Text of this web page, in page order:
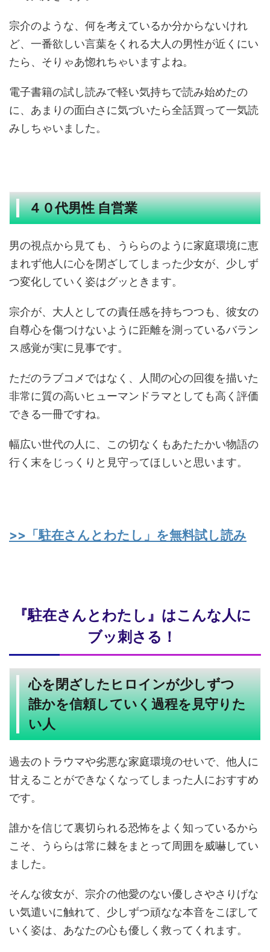
宗介のような、何を考えているか分からないけれ
ど、一番欲しい言葉をくれる大人の男性が近くにい
たら、そりゃあ惚れちゃいますよね。
電子書籍の試し読みで軽い気持ちで読み始めたの
に、あまりの面白さに気づいたら全話買って一気読
みしちゃいました。
４０代男性 自営業
男の視点から見ても、うららのように家庭環境に恵
まれず他人に心を閉ざしてしまった少女が、少しず
つ変化していく姿はグッときます。
宗介が、大人としての責任感を持ちつつも、彼女の
自尊心を傷つけないように距離を測っているバラン
ス感覚が実に見事です。
ただのラブコメではなく、人間の心の回復を描いた
非常に質の高いヒューマンドラマとしても高く評価
できる一冊ですね。
幅広い世代の人に、この切なくもあたたかい物語の
行く末をじっくりと見守ってほしいと思います。
>>「駐在さんとわたし」を無料試し読み
『駐在さんとわたし』はこんな人に
ブッ刺さる！
心を閉ざしたヒロインが少しずつ
誰かを信頼していく過程を見守りた
い人
過去のトラウマや劣悪な家庭環境のせいで、他人に
甘えることができなくなってしまった人におすすめ
です。
誰かを信じて裏切られる恐怖をよく知っているから
こそ、うららは常に棘をまとって周囲を威嚇してい
ました。
そんな彼女が、宗介の他愛のない優しさやさりげな
い気遣いに触れて、少しずつ頑なな本音をこぼして
いく姿は、あなたの心も優しく救ってくれます。